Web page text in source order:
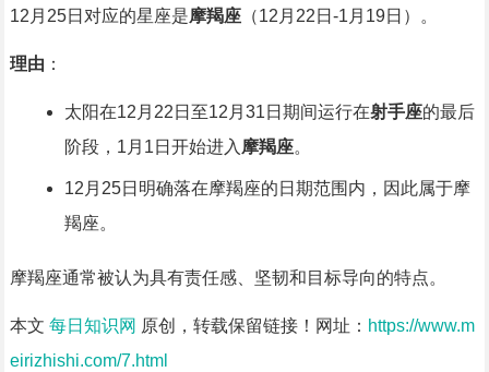
12月25日对应的星座是摩羯座（12月22日-1月19日）。
理由 ：
太阳在12月22日至12月31日期间运行在射手座的最后
阶段，1月1日开始进入 摩羯座。
12月25日明确落在摩羯座的日期范围内，因此属于摩
羯座。
摩羯座通常被认为具有责任感、坚韧和目标导向的特点。
本文 每日知识网 原创，转载保留链接！网址： https://www.m
eirizhishi.com/7.html